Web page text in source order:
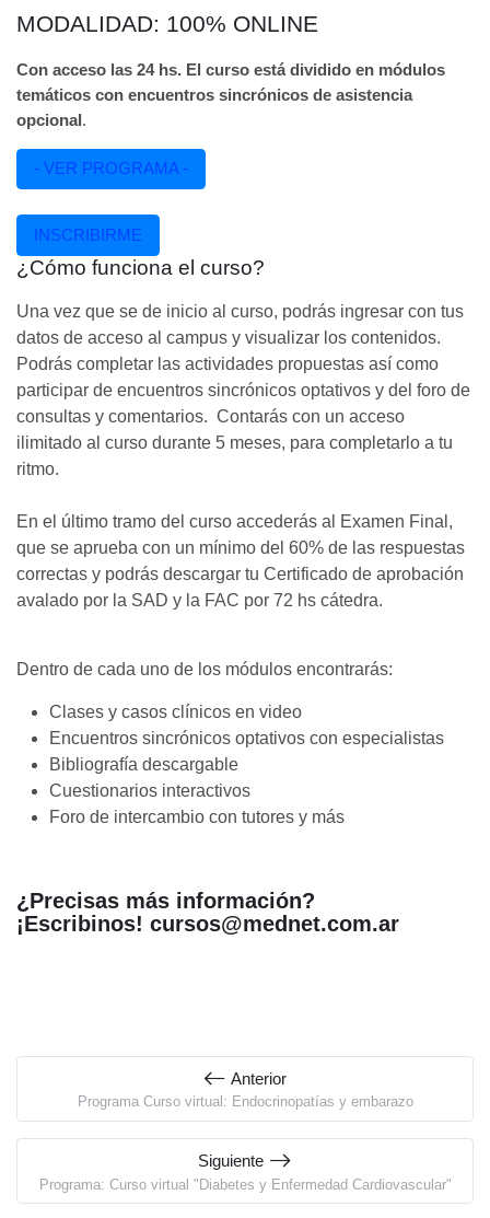
MODALIDAD: 100% ONLINE
Con acceso las 24 hs. El curso está dividido en módulos
temáticos con encuentros sincrónicos de asistencia
opcional.
- VER PROGRAMA -
INSCRIBIRME
¿Cómo funciona el curso?
Una vez que se de inicio al curso, podrás ingresar con tus
datos de acceso al campus y visualizar los contenidos.
Podrás completar las actividades propuestas así como
participar de encuentros sincrónicos optativos y del foro de
consultas y comentarios. Contarás con un acceso
ilimitado al curso durante 5 meses, para completarlo a tu
ritmo.
En el último tramo del curso accederás al Examen Final,
que se aprueba con un mínimo del 60% de las respuestas
correctas y podrás descargar tu Certificado de aprobación
avalado por la SAD y la FAC por 72 hs cátedra.
Dentro de cada uno de los módulos encontrarás:
Clases y casos clínicos en video
Encuentros sincrónicos optativos con especialistas
Bibliografía descargable
Cuestionarios interactivos
Foro de intercambio con tutores y más
¿Precisas más información?
¡Escribinos! cursos@mednet.com.ar
Anterior
Programa Curso virtual: Endocrinopatías y embarazo
Siguiente
Programa: Curso virtual "Diabetes y Enfermedad Cardiovascular"